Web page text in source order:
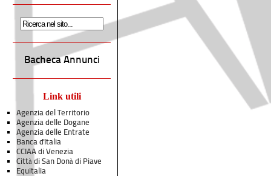
Bacheca Annunci
Link utili
Agenzia del Territorio
Agenzia delle Dogane
Agenzia delle Entrate
Banca d'Italia
CCIAA di Venezia
Città di San Donà di Piave
Equitalia